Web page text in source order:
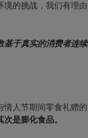
境的挑战，我们有理由
基于真实的消费者连续
情人节期间零食礼赠的
是膨化食品。